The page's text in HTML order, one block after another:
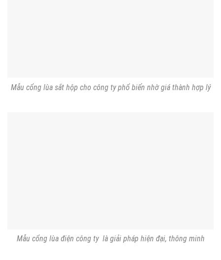
Mẫu cổng lùa sắt hộp cho công ty phổ biến nhờ giá thành hợp lý
Mẫu cổng lùa điện công ty là giải pháp hiện đại, thông minh